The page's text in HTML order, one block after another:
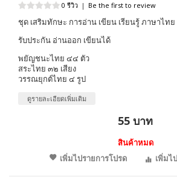
0 รีวิว | Be the first to review
ชุด เสริมทักษะ การอ่าน เขียน เรียนรู้ ภาษาไทย
รับประกัน อ่านออก เขียนได้
พยัญชนะไทย ๔๔ ตัว
สระไทย ๓๒ เสียง
วรรณยุกต์ไทย ๔ รูป
ดูรายละเอียดเพิ่มเติม
55 บาท
สินค้าหมด
เพิ่มไปรายการโปรด
เพิ่มไ